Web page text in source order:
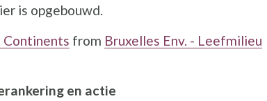
is opgebouwd.
Continents from Bruxelles Env. - Leefmilieu
en actie